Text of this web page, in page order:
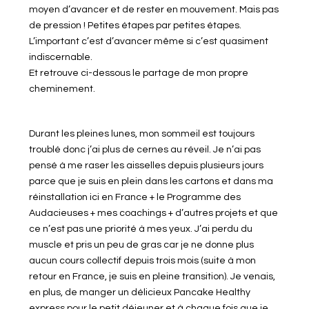
moyen d’avancer et de rester en mouvement. Mais pas
de pression ! Petites étapes par petites étapes.
L’important c’est d’avancer même si c’est quasiment
indiscernable.
Et retrouve ci-dessous le partage de mon propre
cheminement.
Durant les pleines lunes, mon sommeil est toujours
troublé donc j’ai plus de cernes au réveil. Je n’ai pas
pensé à me raser les aisselles depuis plusieurs jours
parce que je suis en plein dans les cartons et dans ma
réinstallation ici en France + le Programme des
Audacieuses + mes coachings + d’autres projets et que
ce n’est pas une priorité à mes yeux. J’ai perdu du
muscle et pris un peu de gras car je ne donne plus
aucun cours collectif depuis trois mois (suite à mon
retour en France, je suis en pleine transition). Je venais,
en plus, de manger un délicieux Pancake Healthy